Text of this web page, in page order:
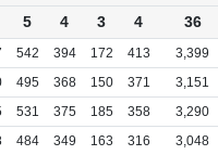
5
4 3 4 36
542 394 172 413
3,399
495 368 150 371
3,151
531 375 185 358
3,290
484 349 163 316 3,048